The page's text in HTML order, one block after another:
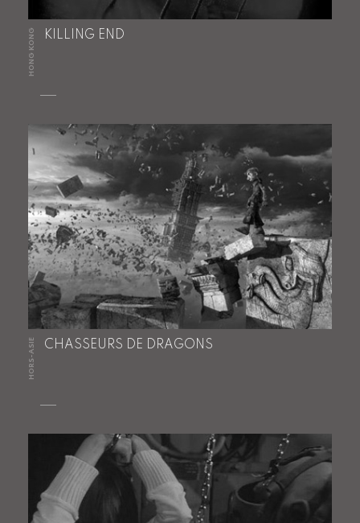
HONG KONG KILLING END
HORS-ASIE CHASSEURS DE DRAGONS